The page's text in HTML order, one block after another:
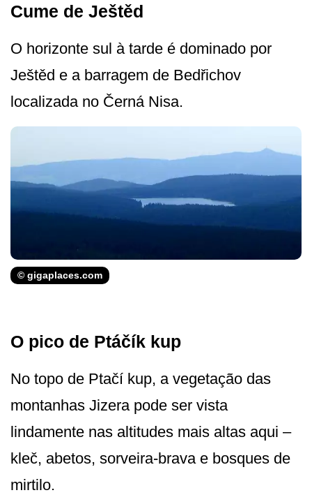
Cume de Ještěd
O horizonte sul à tarde é dominado por
Ještěd e a barragem de Bedřichov
localizada no Černá Nisa.
© gigaplaces.com
O pico de Ptáčík kup
No topo de Ptačí kup, a vegetação das
montanhas Jizera pode ser vista
lindamente nas altitudes mais altas aqui –
kleč, abetos, sorveira-brava e bosques de
mirtilo.